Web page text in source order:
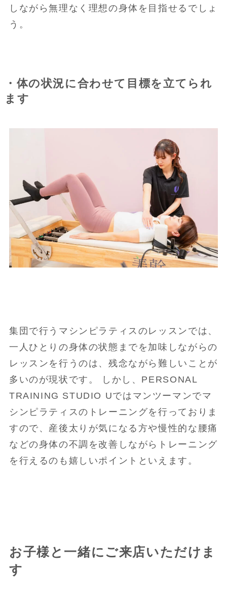
しながら無理なく理想の身体を目指せるでしょ
う。
・体の状況に合わせて目標を立てられ
ます
集団で行うマシンピラティスのレッスンでは、
一人ひとりの身体の状態までを加味しながらの
レッスンを行うのは、残念ながら難しいことが
多いのが現状です。 しかし、PERSONAL
TRAINING STUDIO Uではマンツーマンでマ
シンピラティスのトレーニングを行っておりま
すので、産後太りが気になる方や慢性的な腰痛
などの身体の不調を改善しながらトレーニング
を行えるのも嬉しいポイントといえます。
お子様と一緒にご来店いただけま
す